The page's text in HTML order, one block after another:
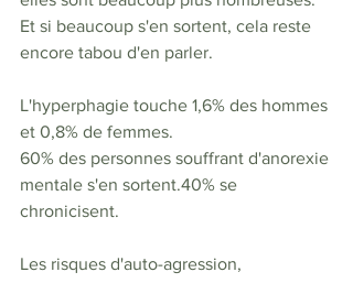
Et si beaucoup s'en sortent, cela reste
encore tabou d'en parler.
L'hyperphagie touche 1,6% des hommes
et 0,8% de femmes.
60% des personnes souffrant d'anorexie
mentale s'en sortent.40% se
chronicisent.
Les risques d'auto-agression,